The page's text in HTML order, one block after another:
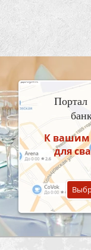
Портал
К вашим
для